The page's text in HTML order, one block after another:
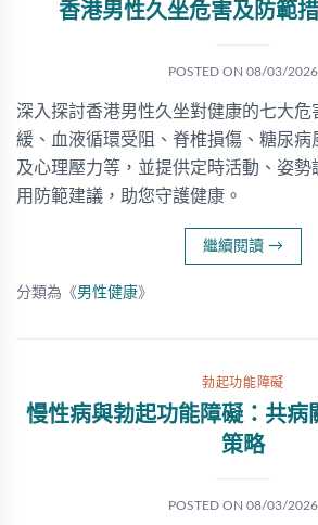
香港男性久坐危害及防範
POSTED ON 08/03/2026
深入探討香港男性久坐對健康的七大危
緩、血液循環受阻、脊椎損傷、糖尿病
及心理壓力等，並提供定時活動、姿
用防範建議，助您守護健康。
繼續閱讀 →
分類為《男性健康》
勃起功能障礙
慢性病與勃起功能障礙：共病
策略
POSTED ON 08/03/2026